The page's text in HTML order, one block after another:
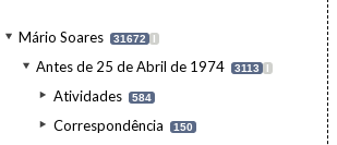
Mário Soares 31672 I
Antes de 25 de Abril de 1974 3113 I
Atividades 584
Correspondência 150